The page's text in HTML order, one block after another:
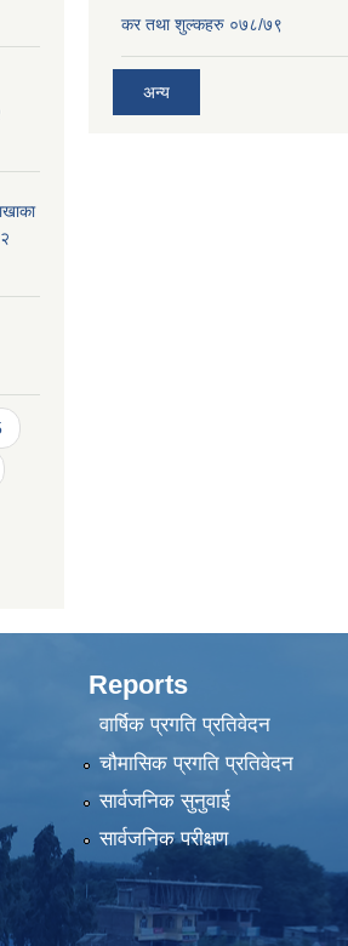
कर तथा शुल्कहरु ०७८/७९
अन्य
Reports
वार्षिक प्रगति प्रतिवेदन
चौमासिक प्रगति प्रतिवेदन
सार्वजनिक सुनुवाई
सार्वजनिक परीक्षण